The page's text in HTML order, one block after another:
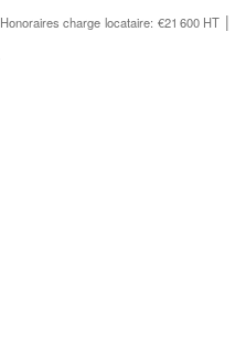
Honoraires charge locataire: €21 600 HT |